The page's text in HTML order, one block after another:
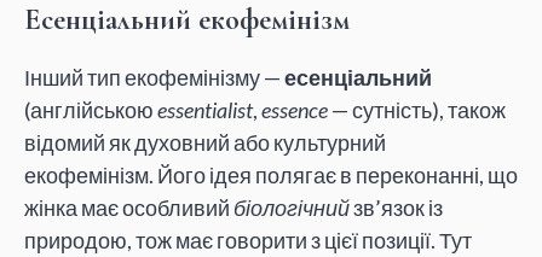
Есенціальний екофемінізм
Інший тип екофемінізму —есенціальний
(англійськоюessentialist,essence— сутність), також
відомий як духовний або культурний
екофемінізм. Його ідея полягає в переконанні, що
жінка має особливий біологічнийзв’язок із
природою, тож має говорити з цієї позиції. Тут